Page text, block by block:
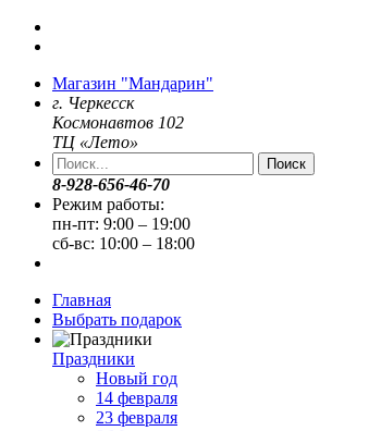
Магазин "Мандарин"
г. Черкесск
Космонавтов 102
ТЦ «Лето»
Поиск
8-928-656-46-70
Режим работы:
пн-пт: 9:00 – 19:00
сб-вс: 10:00 – 18:00
Главная
Выбрать подарок
Праздники
Новый год
14 февраля
23 февраля